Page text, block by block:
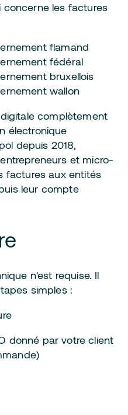
concerne les factures
flamand
fédéral
bruxellois
wallon
complètement
électronique
depuis 2018,
et micro-
factures aux entités
leur compte
n'est requise. Il
simples :
donné par votre client